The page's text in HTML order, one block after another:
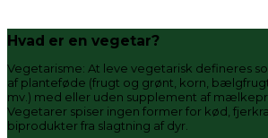
Hvad er en vegetar?
Vegetarisme: At leve vegetarisk defineres
af planteføde (frugt og grønt, korn,
mv.) med eller uden supplement af
Vegetarer spiser ingen former for kød,
biprodukter fra slagtning af dyr.